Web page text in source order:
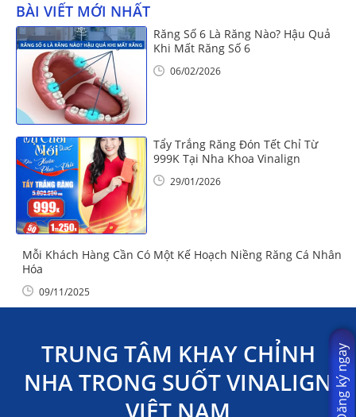
BÀI VIẾT MỚI NHẤT
Răng Số 6 Là Răng Nào? Hậu Quả
Khi Mất Răng Số 6
06/02/2026
Tẩy Trắng Răng Đón Tết Chỉ Từ
999K Tại Nha Khoa Vinalign
29/01/2026
Mỗi Khách Hàng Cần Có Một Kế Hoạch Niềng Răng Cá Nhân
Hóa
09/11/2025
TRUNG TÂM KHAY CHỈNH
NHA TRONG SUỐT VINALIGN
VIỆT NAM
Đăng ký ngay